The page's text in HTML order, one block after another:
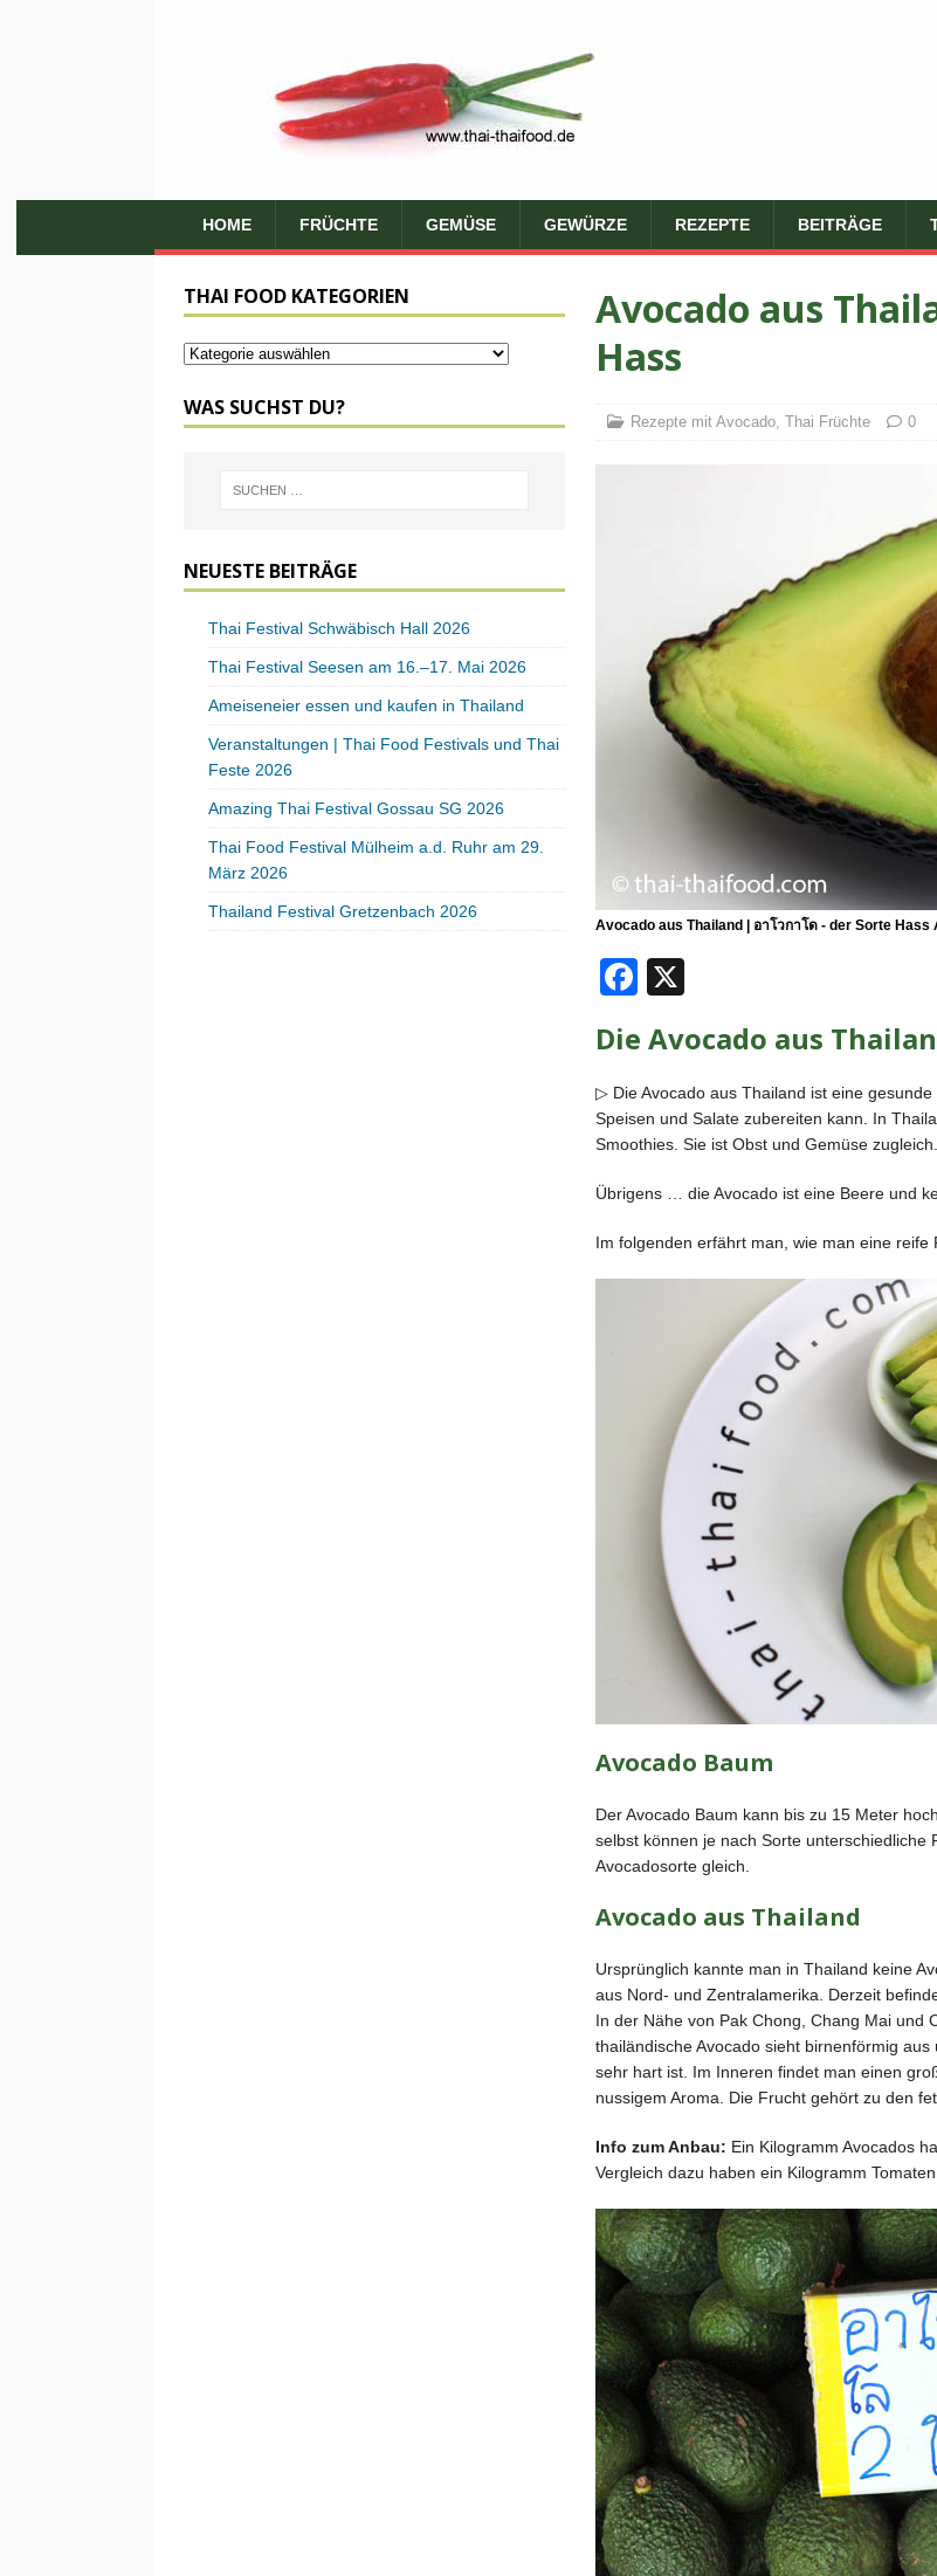
HOME FRÜCHTE GEMÜSE GEWÜRZE REZEPTE BEITRÄGE
Avocado aus
Hass
Rezepte mit Avocado, Thai Früchte 0
Avocado aus Thailand | อาโวกาโด - der Sorte Hass
F
c
e
b
o
o
k
Die Avocado aus
▷ Die Avocado aus Thailand ist eine
Speisen und Salate zubereiten kann. In
Smoothies. Sie ist Obst und Gemüse zugleich.
Übrigens … die Avocado ist eine Beere und
Im folgenden erfährt man, wie man eine reife
Avocado Baum
Der Avocado Baum kann bis zu 15 Meter
selbst können je nach Sorte
Avocadosorte gleich.
Avocado aus Thailand
Ursprünglich kannte man in Thailand keine
aus Nord- und Zentralamerika. Derzeit
In der Nähe von Pak Chong, Chang Mai und
thailändische Avocado sieht birnenförmig
sehr hart ist. Im Inneren findet man einen
nussigem Aroma. Die Frucht gehört zu den
Info zum Anbau: Ein Kilogramm Avocados
Vergleich dazu haben ein Kilogramm
THAI FOOD KATEGORIEN
WAS SUCHST DU?
NEUESTE BEITRÄGE
Thai Festival Schwäbisch Hall 2026
Thai Festival Seesen am 16.–17. Mai 2026
Ameiseneier essen und kaufen in Thailand
Veranstaltungen | Thai Food Festivals und Thai
Feste 2026
Amazing Thai Festival Gossau SG 2026
Thai Food Festival Mülheim a.d. Ruhr am 29.
März 2026
Thailand Festival Gretzenbach 2026